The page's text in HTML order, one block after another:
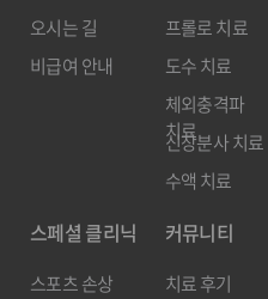
오시는 길
비급여 안내
프롤로 치료
도수 치료
체외충격파
신장분사 치료
수액 치료
스페셜 클리닉
스포츠 손상
커뮤니티
치료 후기